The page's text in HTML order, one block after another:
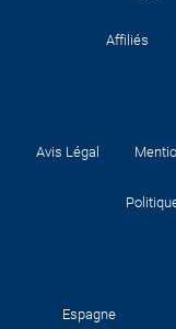
Affiliés
Avis Légal
Espagne